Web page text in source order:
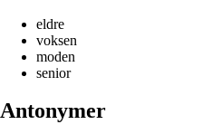
eldre
voksen
moden
senior
Antonymer